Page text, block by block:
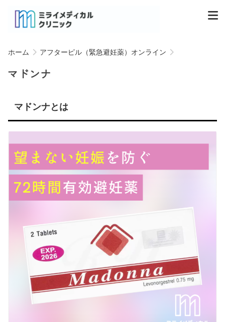
ホーム アフターピル（緊急避妊薬）オンライン
マドンナ
マドンナとは